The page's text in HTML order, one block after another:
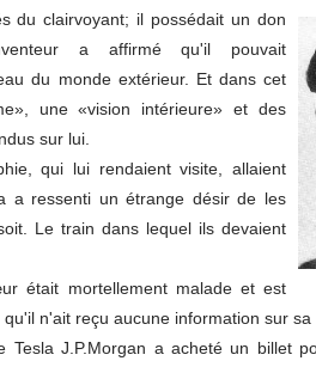
du clairvoyant; il possédait un don
a affirmé qu'il pouvait
du monde extérieur. Et dans cet
une «vision intérieure» et des
sur lui.
qui lui rendaient visite, allaient
a ressenti un étrange désir de les
Le train dans lequel ils devaient
était mortellement malade et est
n'ait reçu aucune information sur sa
Tesla J.P.Morgan a acheté un billet